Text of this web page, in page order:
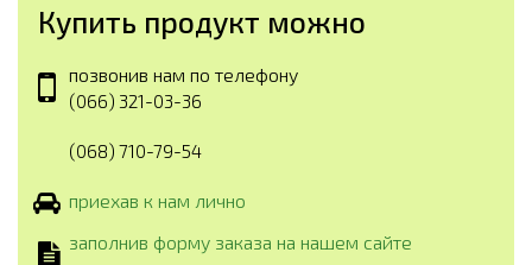
Купить продукт можно
позвонив нам по телефону
(066) 321-03-36
(068) 710-79-54
приехав к нам лично
заполнив форму заказа на нашем сайте